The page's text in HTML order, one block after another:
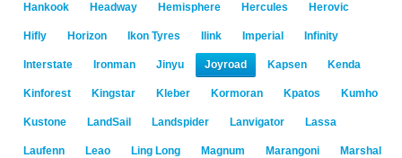
Hankook Headway Hemisphere Hercules Herovic
Hifly Horizon Ikon Tyres Ilink Imperial Infinity
Interstate Ironman Jinyu Joyroad Kapsen Kenda
Kinforest Kingstar Kleber Kormoran Kpatos Kumho
Kustone LandSail Landspider Lanvigator Lassa
Laufenn Leao Ling Long Magnum Marangoni Marshal